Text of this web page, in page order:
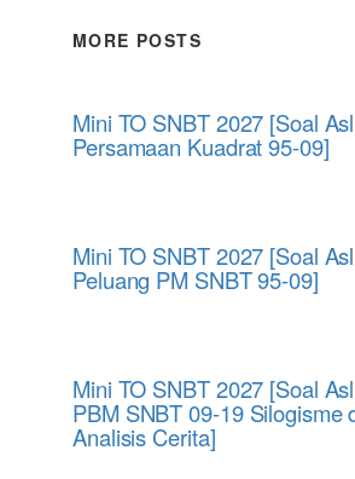
MORE POSTS
Mini TO SNBT 2027 [Soal
Persamaan Kuadrat 95-09]
Mini TO SNBT 2027 [Soal
Peluang PM SNBT 95-09]
Mini TO SNBT 2027 [Soal
PBM SNBT 09-19 Silogisme
Analisis Cerita]